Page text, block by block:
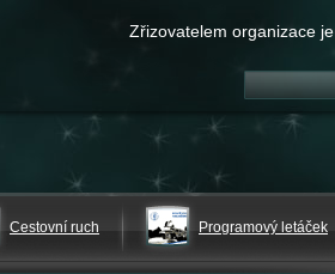
Zřizovatelem organizace je
Cestovní ruch Programový letáček